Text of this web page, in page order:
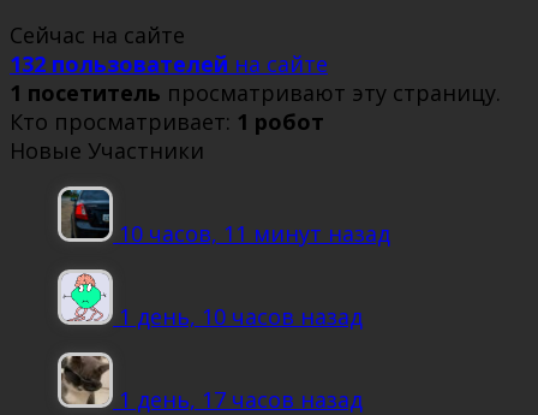
Сейчас на сайте
132 пользователей на сайте
1 посетитель просматривают эту страницу.
Кто просматривает: 1 робот
Новые Участники
10 часов, 11 минут назад
1 день, 10 часов назад
1 день, 17 часов назад